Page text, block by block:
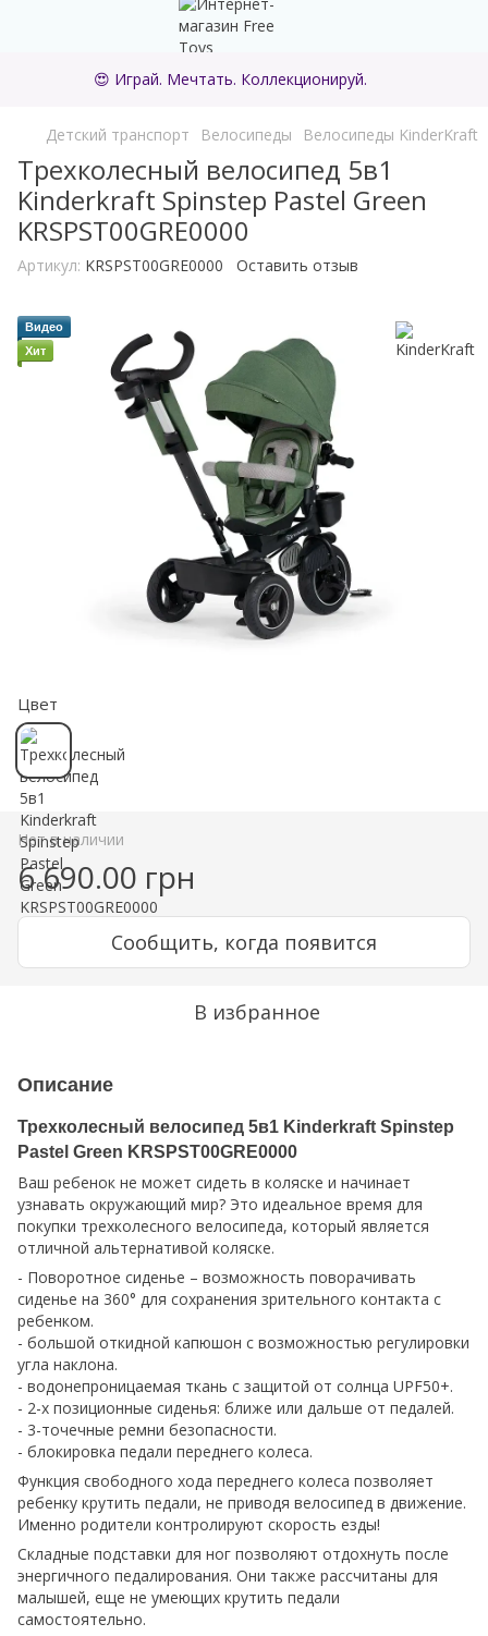
😍 Играй. Мечтать. Коллекционируй.
Детский транспорт Велосипеды Велосипеды KinderKraft
Трехколесный велосипед 5в1
Kinderkraft Spinstep Pastel Green
KRSPST00GRE0000
Артикул: KRSPST00GRE0000 Оставить отзыв
Видео
Хит
Цвет
Нет в наличии
6 690.00 грн
Сообщить, когда появится
В избранное
Описание
Трехколесный велосипед 5в1 Kinderkraft Spinstep
Pastel Green KRSPST00GRE0000
Ваш ребенок не может сидеть в коляске и начинает
узнавать окружающий мир? Это идеальное время для
покупки трехколесного велосипеда, который является
отличной альтернативой коляске.
- Поворотное сиденье – возможность поворачивать
сиденье на 360° для сохранения зрительного контакта с
ребенком.
- большой откидной капюшон с возможностью регулировки
угла наклона.
- водонепроницаемая ткань с защитой от солнца UPF50+.
- 2-х позиционные сиденья: ближе или дальше от педалей.
- 3-точечные ремни безопасности.
- блокировка педали переднего колеса.
Функция свободного хода переднего колеса позволяет
ребенку крутить педали, не приводя велосипед в движение.
Именно родители контролируют скорость езды!
Складные подставки для ног позволяют отдохнуть после
энергичного педалирования. Они также рассчитаны для
малышей, еще не умеющих крутить педали
самостоятельно.